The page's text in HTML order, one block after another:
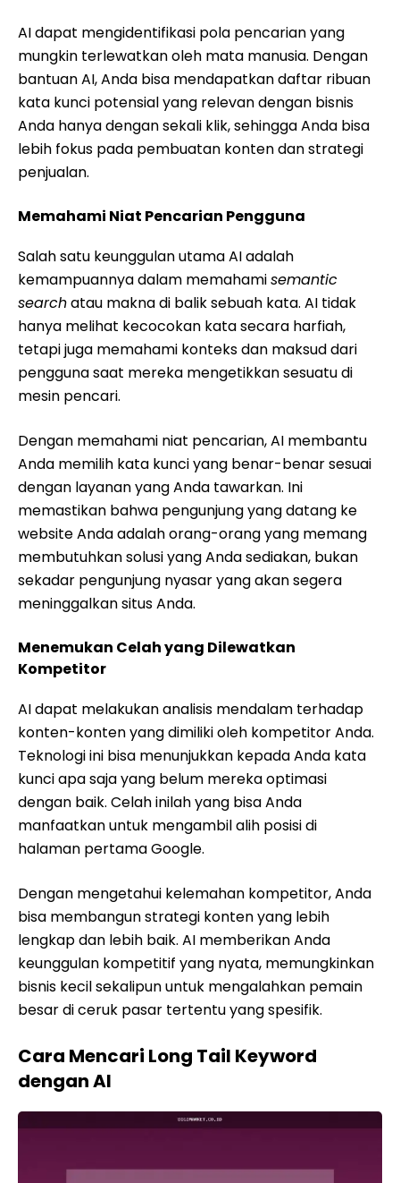
AI dapat mengidentifikasi pola pencarian yang
mungkin terlewatkan oleh mata manusia. Dengan
bantuan AI, Anda bisa mendapatkan daftar ribuan
kata kunci potensial yang relevan dengan bisnis
Anda hanya dengan sekali klik, sehingga Anda bisa
lebih fokus pada pembuatan konten dan strategi
penjualan.
Memahami Niat Pencarian Pengguna
Salah satu keunggulan utama AI adalah
kemampuannya dalam memahamisemantic
searchatau makna di balik sebuah kata. AI tidak
hanya melihat kecocokan kata secara harfiah,
tetapi juga memahami konteks dan maksud dari
pengguna saat mereka mengetikkan sesuatu di
mesin pencari.
Dengan memahami niat pencarian, AI membantu
Anda memilih kata kunci yang benar-benar sesuai
dengan layanan yang Anda tawarkan. Ini
memastikan bahwa pengunjung yang datang ke
website Anda adalah orang-orang yang memang
membutuhkan solusi yang Anda sediakan, bukan
sekadar pengunjung nyasar yang akan segera
meninggalkan situs Anda.
Menemukan Celah yang Dilewatkan
Kompetitor
AI dapat melakukan analisis mendalam terhadap
konten-konten yang dimiliki oleh kompetitor Anda.
Teknologi ini bisa menunjukkan kepada Anda kata
kunci apa saja yang belum mereka optimasi
dengan baik. Celah inilah yang bisa Anda
manfaatkan untuk mengambil alih posisi di
halaman pertama Google.
Dengan mengetahui kelemahan kompetitor, Anda
bisa membangun strategi konten yang lebih
lengkap dan lebih baik. AI memberikan Anda
keunggulan kompetitif yang nyata, memungkinkan
bisnis kecil sekalipun untuk mengalahkan pemain
besar di ceruk pasar tertentu yang spesifik.
Cara Mencari Long Tail Keyword
dengan AI